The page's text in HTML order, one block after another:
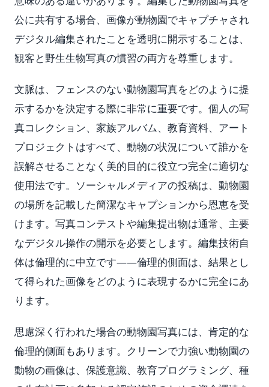
公に共有する場合、画像が動物園でキャプチャされ
デジタル編集されたことを透明に開示することは、
観客と野生生物写真の慣習の両方を尊重します。
文脈は、フェンスのない動物園写真をどのように提
示するかを決定する際に非常に重要です。個人の写
真コレクション、家族アルバム、教育資料、アート
プロジェクトはすべて、動物の状況について誰かを
誤解させることなく美的目的に役立つ完全に適切な
使用法です。ソーシャルメディアの投稿は、動物園
の場所を記載した簡潔なキャプションから恩恵を受
けます。写真コンテストや編集提出物は通常、主要
なデジタル操作の開示を必要とします。編集技術自
体は倫理的に中立です——倫理的側面は、結果とし
て得られた画像をどのように表現するかに完全にあ
ります。
思慮深く行われた場合の動物園写真には、肯定的な
倫理的側面もあります。クリーンで力強い動物園の
動物の画像は、保護意識、教育プログラミング、種